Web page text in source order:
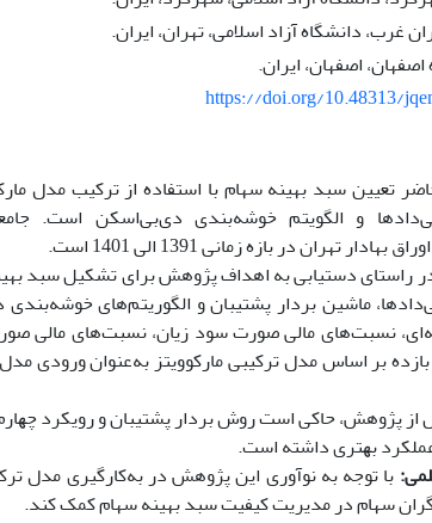
غرب، دانشگاه آزاد اسلامی، تهران، ایران.
اصفهان، ایران.
https://doi.org/10.48313/
تعیین سبد بهینه سهام با استفاده از ترکیب مدل
و الگویتم خوشه‌بندی دی‌بی‌اسکن است.
تهران در بازه زمانی 1391 الی 1401 است.
راستای دستیابی به اهداف پژوهش برای تشکیل سبد
ماشین بردار پشتیبان و الگوریتم‌های
نسبت‌های مالی صورت سود زیان، نسبت‌های
بر اساس مدل ترکیبی مارکوویتز به‌عنوان ورودی
از پژوهش، حاکی است روش بردار پشتیبان و روﯾﮑﺮد
ﺑﻬﺘﺮی داﺷﺘﻪ اﺳﺖ.
با توجه به نوآوری این پژوهش در به‌کارگیری مدل
سهام در مدیریت کیفیت سبد بهینه سهام کمک کند.